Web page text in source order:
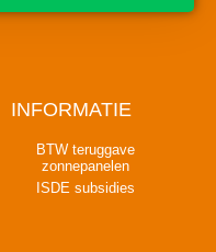
INFORMATIE
BTW teruggave
zonnepanelen
ISDE subsidies